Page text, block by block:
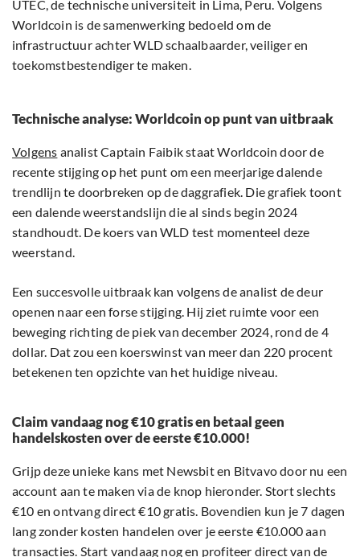
UTEC, de technische universiteit in Lima, Peru. Volgens
Worldcoin is de samenwerking bedoeld om de
infrastructuur achter WLD schaalbaarder, veiliger en
toekomstbestendiger te maken.
Technische analyse: Worldcoin op punt van uitbraak
Volgens analist Captain Faibik staat Worldcoin door de
recente stijging op het punt om een meerjarige dalende
trendlijn te doorbreken op de daggrafiek. Die grafiek toont
een dalende weerstandslijn die al sinds begin 2024
standhoudt. De koers van WLD test momenteel deze
weerstand.
Een succesvolle uitbraak kan volgens de analist de deur
openen naar een forse stijging. Hij ziet ruimte voor een
beweging richting de piek van december 2024, rond de 4
dollar. Dat zou een koerswinst van meer dan 220 procent
betekenen ten opzichte van het huidige niveau.
Claim vandaag nog €10 gratis en betaal geen
handelskosten over de eerste €10.000!
Grijp deze unieke kans met Newsbit en Bitvavo door nu een
account aan te maken via de knop hieronder. Stort slechts
€10 en ontvang direct €10 gratis. Bovendien kun je 7 dagen
lang zonder kosten handelen over je eerste €10.000 aan
transacties. Start vandaag nog en profiteer direct van de